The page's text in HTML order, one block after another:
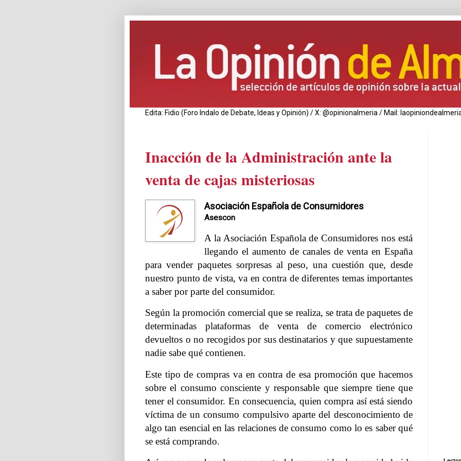
Edita: Fidio (Foro Indalo de Debate, Ideas y Opinión) / X: @opinionalmeria / Mail:
Inacción de la Administración ante la
venta de cajas misteriosas
Asociación Española de Consumidores
Asescon
A la Asociación Española de Consumidores nos está
llegando el aumento de canales de venta en España
para vender paquetes sorpresas al peso, una cuestión que, desde
nuestro punto de vista, va en contra de diferentes temas importantes
a saber por parte del consumidor.
Según la promoción comercial que se realiza, se trata de paquetes de
determinadas plataformas de venta de comercio electrónico
devueltos o no recogidos por sus destinatarios y que supuestamente
nadie sabe qué contienen.
Este tipo de compras va en contra de esa promoción que hacemos
sobre el consumo consciente y responsable que siempre tiene que
tener el consumidor. En consecuencia, quien compra así está siendo
víctima de un consumo compulsivo aparte del desconocimiento de
algo tan esencial en las relaciones de consumo como lo es saber qué
se está comprando.